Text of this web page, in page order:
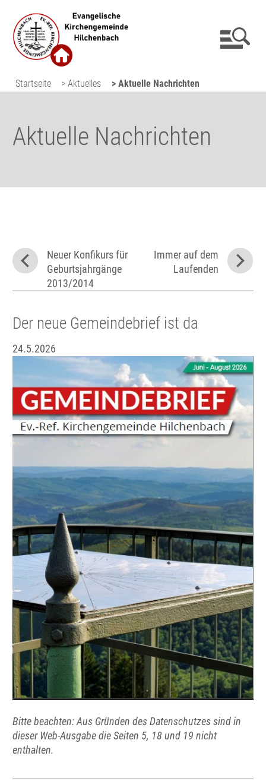
Startseite > Aktuelles > Aktuelle Nachrichten
Aktuelle Nachrichten
Neuer Konfikurs für
Geburtsjahrgänge
2013/2014
Immer auf dem
Laufenden
Der neue Gemeindebrief ist da
24.5.2026
Bitte beachten: Aus Gründen des Datenschutzes sind in
dieser Web-Ausgabe die Seiten 5, 18 und 19 nicht
enthalten.